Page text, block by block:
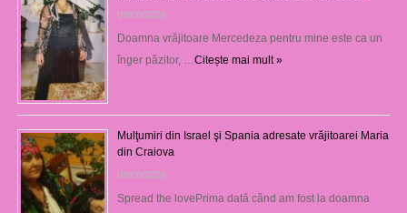
09/08/2026
Doamna vrăjitoare Mercedeza pentru mine este ca un
înger păzitor, …Citește mai mult »
Mulţumiri din Israel şi Spania adresate vrăjitoarei Maria
din Craiova
08/08/2026
Spread the lovePrima dată când am fost la doamna